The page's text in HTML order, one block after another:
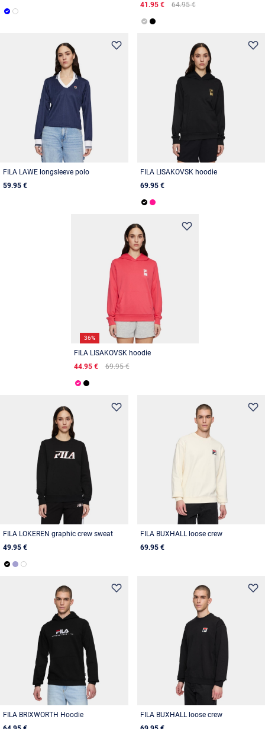
41.95 €
64.95 €
FILA LAWE longsleeve polo
59.95 €
FILA LISAKOVSK hoodie
69.95 €
36%
FILA LISAKOVSK hoodie
44.95 €
69.95 €
FILA LOKEREN graphic crew sweat
49.95 €
FILA BUXHALL loose crew
69.95 €
FILA BRIXWORTH Hoodie
FILA BUXHALL loose crew